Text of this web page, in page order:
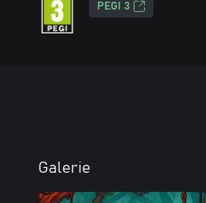
PEGI 3
Galerie